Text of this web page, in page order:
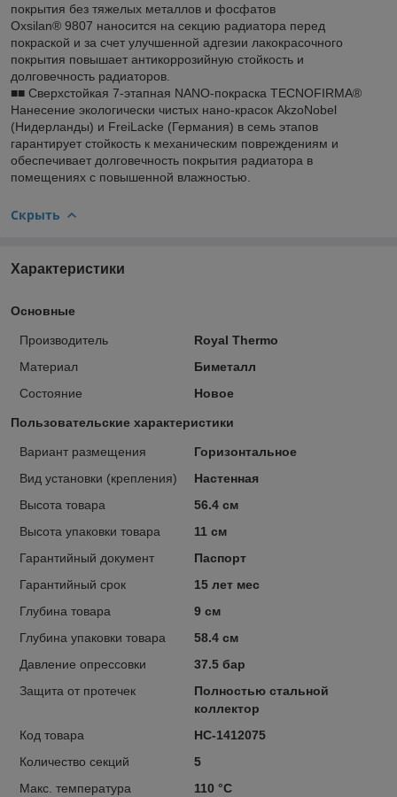
покрытия без тяжелых металлов и фосфатов
Oxsilan® 9807 наносится на секцию радиатора перед
покраской и за счет улучшенной адгезии лакокрасочного
покрытия повышает антикоррозийную стойкость и
долговечность радиаторов.
■■ Сверхстойкая 7-этапная NANO-покраска TECNOFIRMA®
Нанесение экологически чистых нано-красок AkzoNobel
(Нидерланды) и FreiLacke (Германия) в семь этапов
гарантирует стойкость к механическим повреждениям и
обеспечивает долговечность покрытия радиатора в
помещениях с повышенной влажностью.
Скрыть
Характеристики
Основные
Производитель
Royal Thermo
Материал
Биметалл
Состояние
Новое
Пользовательские характеристики
Вариант размещения
Горизонтальное
Вид установки (крепления)
Настенная
Высота товара
56.4 см
Высота упаковки товара
11 см
Гарантийный документ
Паспорт
Гарантийный срок
15 лет мес
Глубина товара
9 см
Глубина упаковки товара
58.4 см
Давление опрессовки
37.5 бар
Защита от протечек
Полностью стальной
коллектор
Код товара
НС-1412075
Количество секций
5
Макс. температура
110 °С